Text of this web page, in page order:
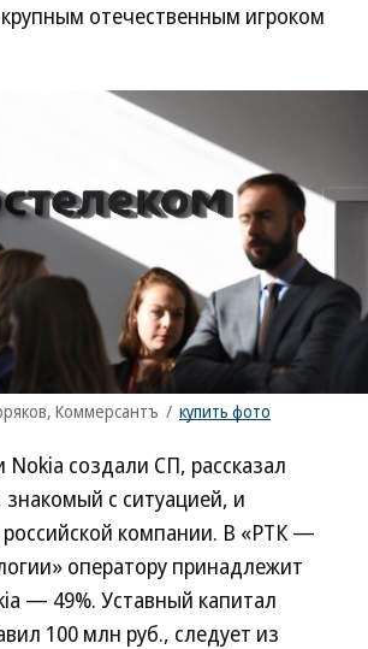
отечественным игроком
Коммерсантъ / купить фото
Nokia создали СП, рассказал
знакомый с ситуацией, и
компании. В «РТК —
оператору принадлежит
— 49%. Уставный капитал
100 млн руб., следует из